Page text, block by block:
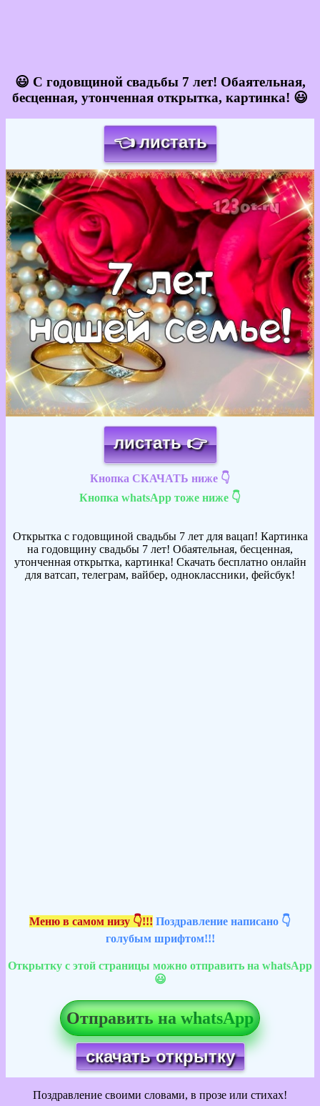
😃 С годовщиной свадьбы 7 лет! Обаятельная,
бесценная, утонченная открытка, картинка! 😃
👈 листать
Загрузка картинки...
листать 👉
Кнопка СКАЧАТЬ ниже 👇
Кнопка whatsApp тоже ниже 👇
Открытка с годовщиной свадьбы 7 лет для вацап! Картинка
на годовщину свадьбы 7 лет! Обаятельная, бесценная,
утонченная открытка, картинка! Скачать бесплатно онлайн
для ватсап, телеграм, вайбер, одноклассники, фейсбук!
Меню в самом низу 👇!!! Поздравление написано 👇
голубым шрифтом!!!
Открытку с этой страницы можно отправить на whatsApp
😃
Отправить на whatsApp
скачать открытку
Поздравление своими словами, в прозе или стихах!